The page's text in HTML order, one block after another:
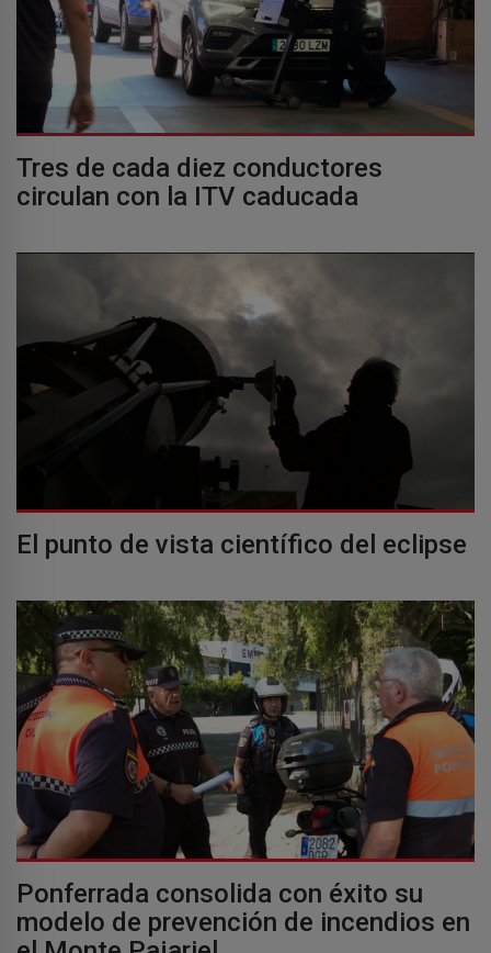
Tres de cada diez conductores
circulan con la ITV caducada
El punto de vista científico del eclipse
Ponferrada consolida con éxito su
modelo de prevención de incendios en